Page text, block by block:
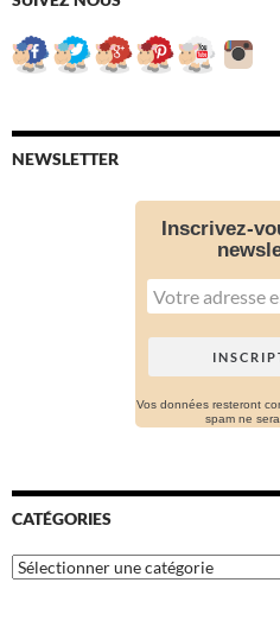
NEWSLETTER
Inscrivez-
Vos données resteront
spam ne
CATÉGORIES
Catégories